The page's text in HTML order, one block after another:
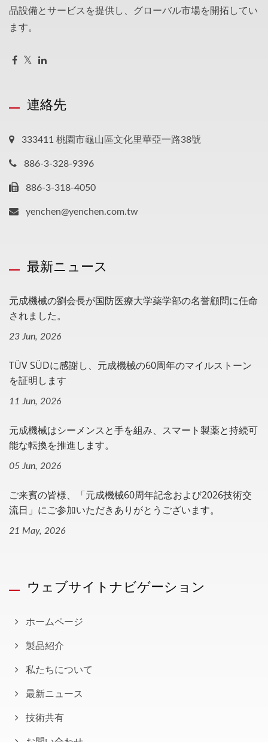
品設備とサービスを提供し、グローバル市場を開拓してい
ます。
連絡先
333411 桃園市龜山區文化里華亞一路38號
886-3-328-9396
886-3-318-4050
yenchen@yenchen.com.tw
最新ニュース
元成機械の劉会長が国防医療大学薬学部の名誉顧問に任命
されました。
23 Jun, 2026
TÜV SÜDに感謝し、元成機械の60周年のマイルストーン
を証明します
11 Jun, 2026
元成機械はシーメンスと手を組み、スマート製薬と持続可
能な転換を推進します。
05 Jun, 2026
ご来賓の皆様、「元成機械60周年記念および2026技術交
流日」にご参加いただきありがとうございます。
21 May, 2026
ウェブサイトナビゲーション
ホームページ
製品紹介
私たちについて
最新ニュース
技術共有